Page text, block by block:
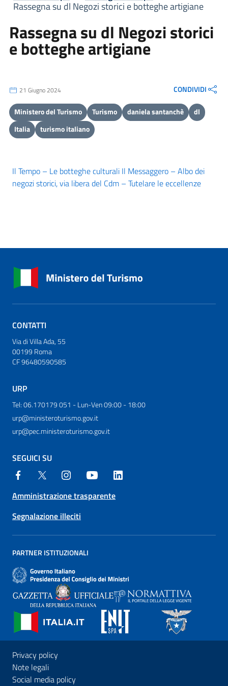
Rassegna su dl Negozi storici e botteghe artigiane
Rassegna su dl Negozi storici
e botteghe artigiane
21 Giugno 2024 CONDIVIDI
Ministero del Turismo Turismo daniela santanchè
dl
Italia
turismo italiano
Il Tempo – Le botteghe culturali Il Messaggero – Albo dei
negozi storici, via libera del Cdm – Tutelare le eccellenze
CONTATTI
Via di Villa Ada, 55
00199 Roma
CF 96480590585
URP
Tel: 06.170179 051 - Lun-Ven 09:00 - 18:00
urp@ministeroturismo.gov.it
urp@pec.ministeroturismo.gov.it
SEGUICI SU
Amministrazione trasparente
Segnalazione illeciti
PARTNER ISTITUZIONALI
Privacy policy
Note legali
Social media policy